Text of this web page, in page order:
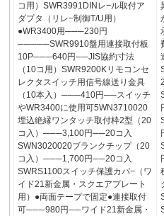
コ用）SWR3991DINレ−ル取付ア
ダプタ（リレ−制御T/U用）
●WR3400用───230円
─────SWR9910盤用連接取付板
10P───640円──JIS協約寸法
（10コ用）SWR9200Kリモコンセ
レクタスイッチ用信号線送り金具
（10本入）───410円──スイッチ
やWR3400に使用可5WN3710020
埋込絶縁ワンタッチ取付枠2型（20
コ入）───3,100円──20コ入
SWN3020020ブランクチップ（20
コ入）───1,700円──20コ入
SWRS1100スイッチ保護カバ−（ワ
イド21新金属・スクエアプレート
用）●両面テープで固定●連接取付
可───980円──ワイド21新金属・